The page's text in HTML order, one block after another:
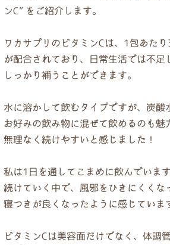
ドクター紹介
当院について
トップページ
ンC” をご紹介します。
ワカサプリのビタミンCは、1包あた
が配合されており、日常生活では不足
しっかり補うことができます。
水に溶かして飲むタイプですが、炭酸
お好みの飲み物に混ぜて飲めるのも魅
無理なく続けやすいと感じました！
私は1日を通してこまめに飲んでいます
続けていく中で、風邪をひきにくくな
寝つきが良くなったように感じていま
ビタミンCは美容面だけでなく、体調